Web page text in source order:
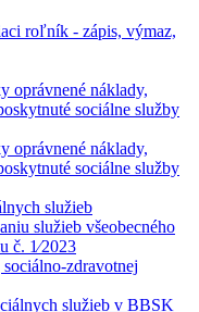
roľník - zápis, výmaz,
oprávnené náklady,
sociálne služby
oprávnené náklady,
sociálne služby
služieb
služieb všeobecného
č. 1⁄2023
zdravotnej
služieb v BBSK